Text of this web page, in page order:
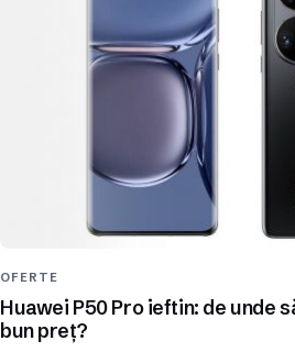
OFERTE
Huawei P50 Pro ieftin: de unde
bun preț?